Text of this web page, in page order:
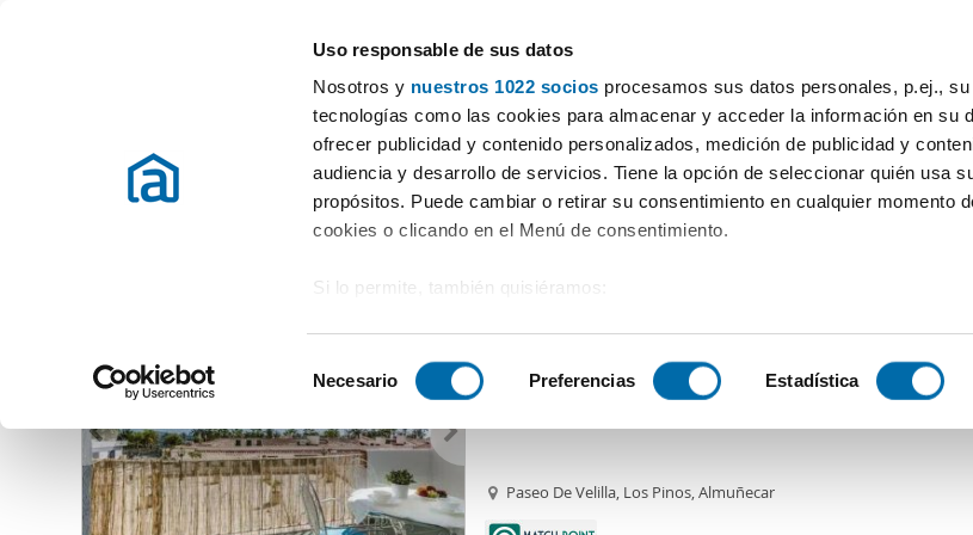
Uso responsable de sus datos
Nosotros y nuestros 1022 socios procesamos sus datos personales, p.ej.,
tecnologías como las cookies para almacenar y acceder la información en su
ofrecer publicidad y contenido personalizados, medición de publicidad y
audiencia y desarrollo de servicios. Tiene la opción de seleccionar quién usa
propósitos. Puede cambiar o retirar su consentimiento en cualquier momento
cookies o clicando en el Menú de consentimiento.
Si lo permite, también quisiéramos:
Identificar su dispositivo analizándolo activamente para buscar
Obtenga más información sobre cómo se procesan sus datos personales y
preferencias en la
en la Declaración de cookies.
e
e
c
c
Necesario Preferencias Estadística
Choose city Square meters Bedrooms
Rent apartment Granada Rent Apartments Granada
Province (730 Properties)
Piso en Paseo de velilla, Velilla - Velilla Taramay, Almuñécar,
Paseo De Velilla, Los Pinos, Almuñecar